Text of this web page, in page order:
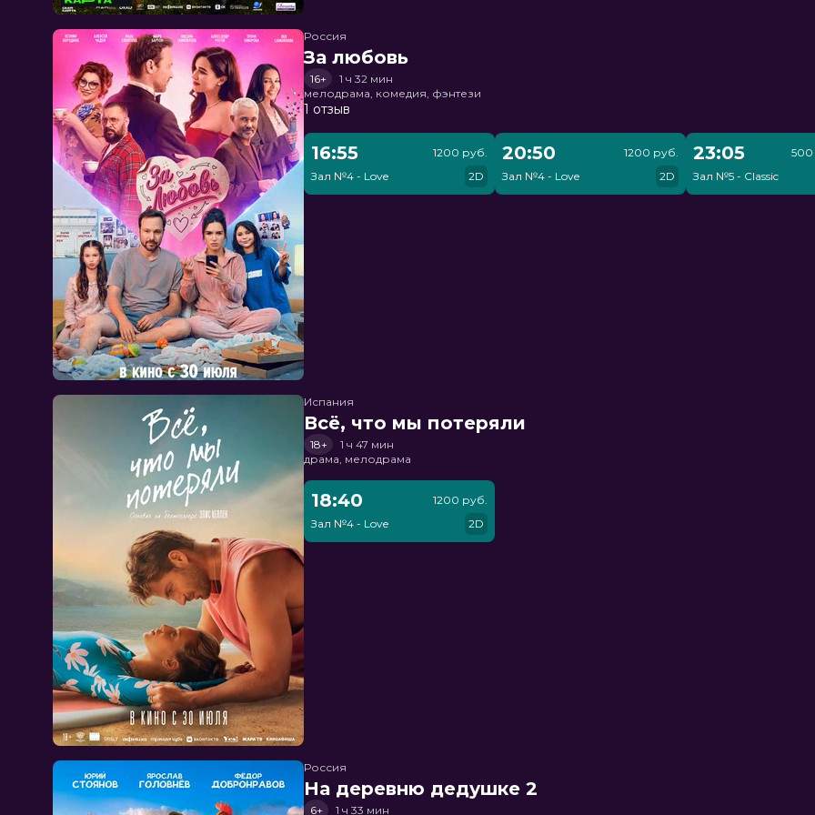
Россия
За любовь
16+
1 ч 32 мин
мелодрама, комедия, фэнтези
1 отзыв
16:55
Зал №4 - Love
1200 руб.
2D
20:50
Зал №4 - Love
1200 руб.
2D
23:05
Зал №5 - Classic
500
Испания
Всё, что мы потеряли
18+
1 ч 47 мин
драма, мелодрама
18:40
Зал №4 - Love
1200 руб.
2D
Россия
На деревню дедушке 2
6+ 1 ч 33 мин